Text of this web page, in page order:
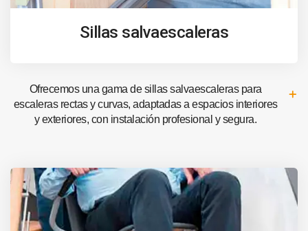
Sillas salvaescaleras
Ofrecemos una gama de sillas salvaescaleras para
escaleras rectas y curvas, adaptadas a espacios interiores
y exteriores, con instalación profesional y segura.